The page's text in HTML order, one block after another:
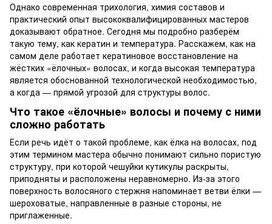
Однако современная трихология, химия составов и
практический опыт высококвалифицированных мастеров
доказывают обратное. Сегодня мы подробно разберём
такую тему, как кератин и температура. Расскажем, как на
самом деле работает кератиновое восстановление на
жёстких «ёлочных» волосах, и когда высокая температура
является обоснованной технологической необходимостью,
а когда — прямой угрозой для структуры волос.
Что такое «ёлочные» волосы и почему с ними
сложно работать
Если речь идёт о такой проблеме, как ёлка на волосах, под
этим термином мастера обычно понимают сильно пористую
структуру, при которой чешуйки кутикулы раскрыты,
приподняты и расположены неравномерно. Из-за этого
поверхность волосяного стержня напоминает ветви ёлки —
шероховатые, направленные в разные стороны, не
приглаженные.